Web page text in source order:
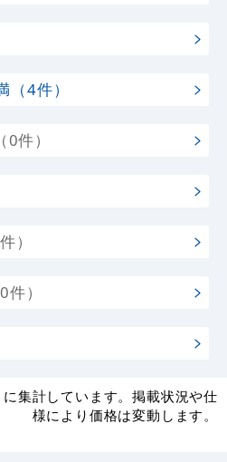
4件）
件）
）
）
集計しています。掲載状況や仕
様により価格は変動します。